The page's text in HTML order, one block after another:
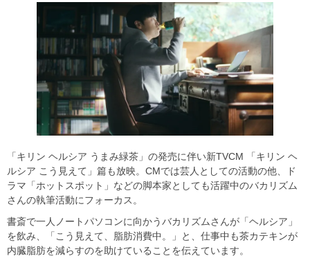
「キリン ヘルシア うまみ緑茶」の発売に伴い新TVCM 「キリン ヘ
ルシア こう見えて」篇も放映。CMでは芸人としての活動の他、ド
ラマ「ホットスポット」などの脚本家としても活躍中のバカリズム
さんの執筆活動にフォーカス。
書斎で一人ノートパソコンに向かうバカリズムさんが「ヘルシア」
を飲み、「こう見えて、脂肪消費中。」と、仕事中も茶カテキンが
内臓脂肪を減らすのを助けていることを伝えています。